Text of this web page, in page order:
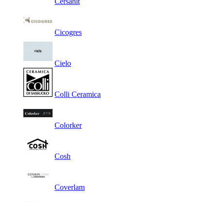
Cicogres
Cielo
Colli Ceramica
Colorker
Cosh
Coverlam